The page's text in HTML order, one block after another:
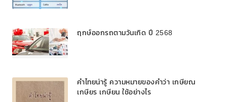
ฤกษ์ออกรถตามวันเกิด ปี 2568
คำไทยน่ารู้ ความหมายของคำว่า เกษียณ
เกษียร เกษียน ใช้อย่างไร